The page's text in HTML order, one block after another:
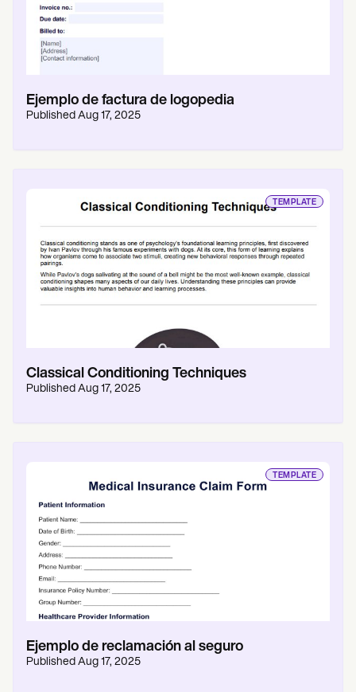
Ejemplo de factura de logopedia
Published Aug 17, 2025
TEMPLATE
Classical Conditioning Techniques
Published Aug 17, 2025
TEMPLATE
Ejemplo de reclamación al seguro
Published Aug 17, 2025